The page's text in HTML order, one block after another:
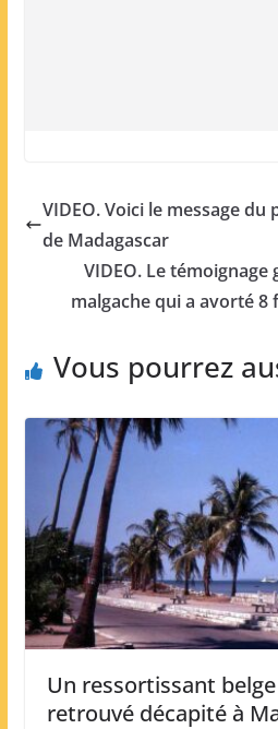
VIDEO. Voici le message
de Madagascar
VIDEO. Le témoignage
malgache qui a avorté
Vous pourrez
Un ressortissant
retrouvé décapité à